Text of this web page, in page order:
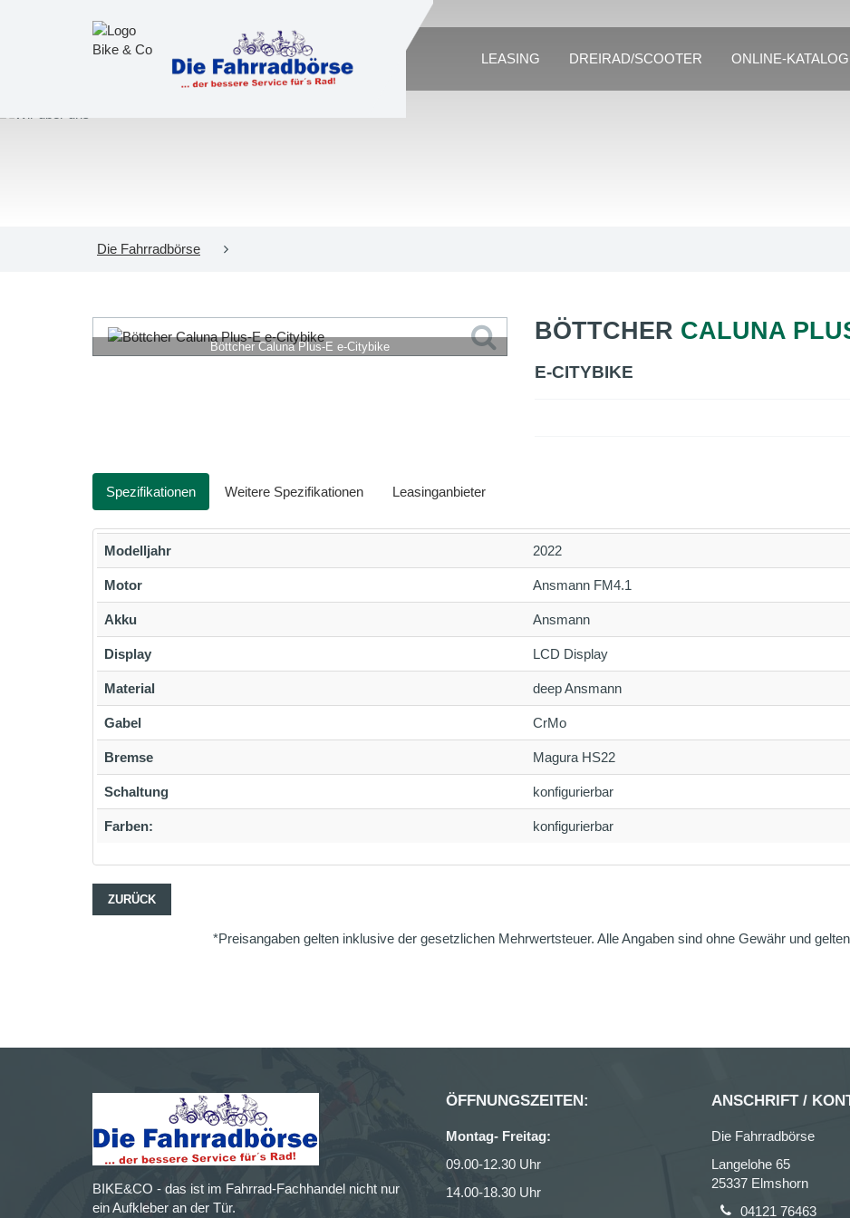
LEASING DREIRAD/SCOOTER ONLINE-KATALOG
Die Fahrradbörse
Böttcher Caluna Plus-E e-Citybike
BÖTTCHER CALUNA
E-CITYBIKE
Spezifikationen Weitere Spezifikationen Leasinganbieter
Modelljahr 2022
Motor Ansmann FM4.1
Akku Ansmann
Display LCD Display
Material deep Ansmann
Gabel CrMo
Bremse Magura HS22
Schaltung konfigurierbar
Farben: konfigurierbar
ZURÜCK
*Preisangaben gelten inklusive der gesetzlichen Mehrwertsteuer. Alle Angaben sind ohne Gewähr und
BIKE&CO - das ist im Fahrrad-Fachhandel nicht nur
ein Aufkleber an der Tür.
ÖFFNUNGSZEITEN:
Montag- Freitag:
09.00-12.30 Uhr
14.00-18.30 Uhr
ANSCHRIFT /
Die Fahrradbörse
Langelohe 65
25337 Elmshorn
04121 76463